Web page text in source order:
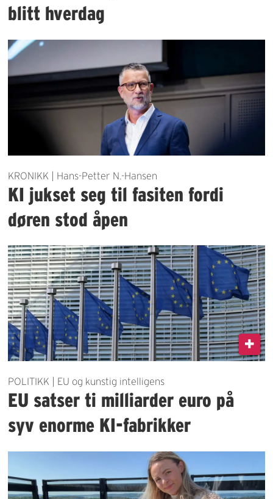
blitt hverdag
KRONIKK | Hans-Petter N.-Hansen
KI jukset seg til fasiten fordi
døren stod åpen
POLITIKK | EU og kunstig intelligens
EU satser ti milliarder euro på
syv enorme KI-fabrikker